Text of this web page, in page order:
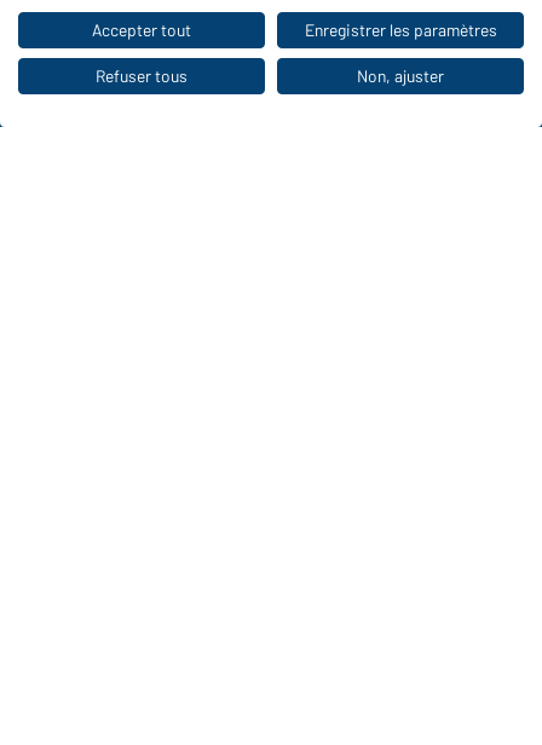
Vers la boutique pour particuliers
WORKWEAR COLLECTION
Le choix idéal pour les professionnels :
Accepter tout Enregistrer les paramètres
Refuser tous Non, ajuster